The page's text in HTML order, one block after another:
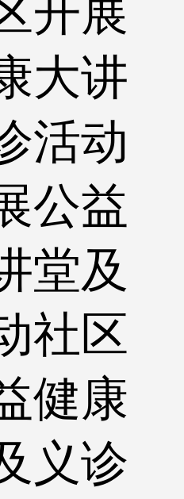
开展
大讲
活动
公益
堂及
社区
健康
义诊